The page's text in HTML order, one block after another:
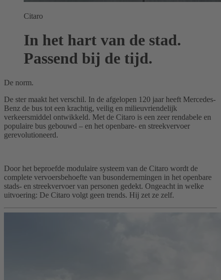
Citaro
In het hart van de stad.
Passend bij de tijd.
De norm.
De ster maakt het verschil. In de afgelopen 120 jaar heeft Mercedes-
Benz de bus tot een krachtig, veilig en milieuvriendelijk
verkeersmiddel ontwikkeld. Met de Citaro is een zeer rendabele en
populaire bus gebouwd – en het openbare- en streekvervoer
gerevolutioneerd.
Door het beproefde modulaire systeem van de Citaro wordt de
complete vervoersbehoefte van busondernemingen in het openbare
stads- en streekvervoer van personen gedekt. Ongeacht in welke
uitvoering: De Citaro volgt geen trends. Hij zet ze zelf.